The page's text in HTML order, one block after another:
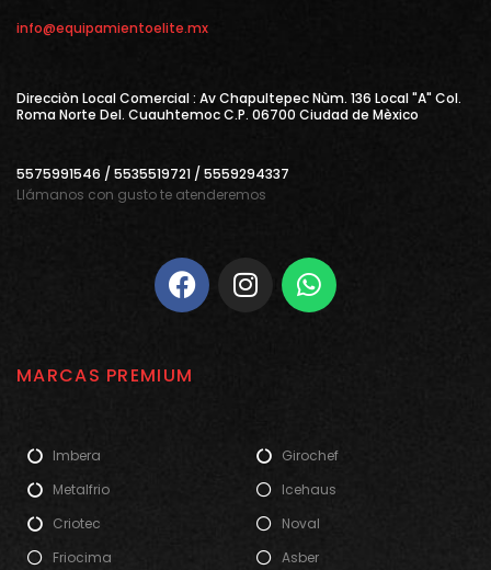
info@equipamientoelite.mx
Direcciòn Local Comercial : Av Chapultepec Nùm. 136 Local "A" Col.
Roma Norte Del. Cuauhtemoc C.P. 06700 Ciudad de Mèxico
5575991546 / 5535519721 / 5559294337
Llámanos con gusto te atenderemos
MARCAS PREMIUM
Imbera
Metalfrio
Criotec
Friocima
Girochef
Icehaus
Noval
Asber